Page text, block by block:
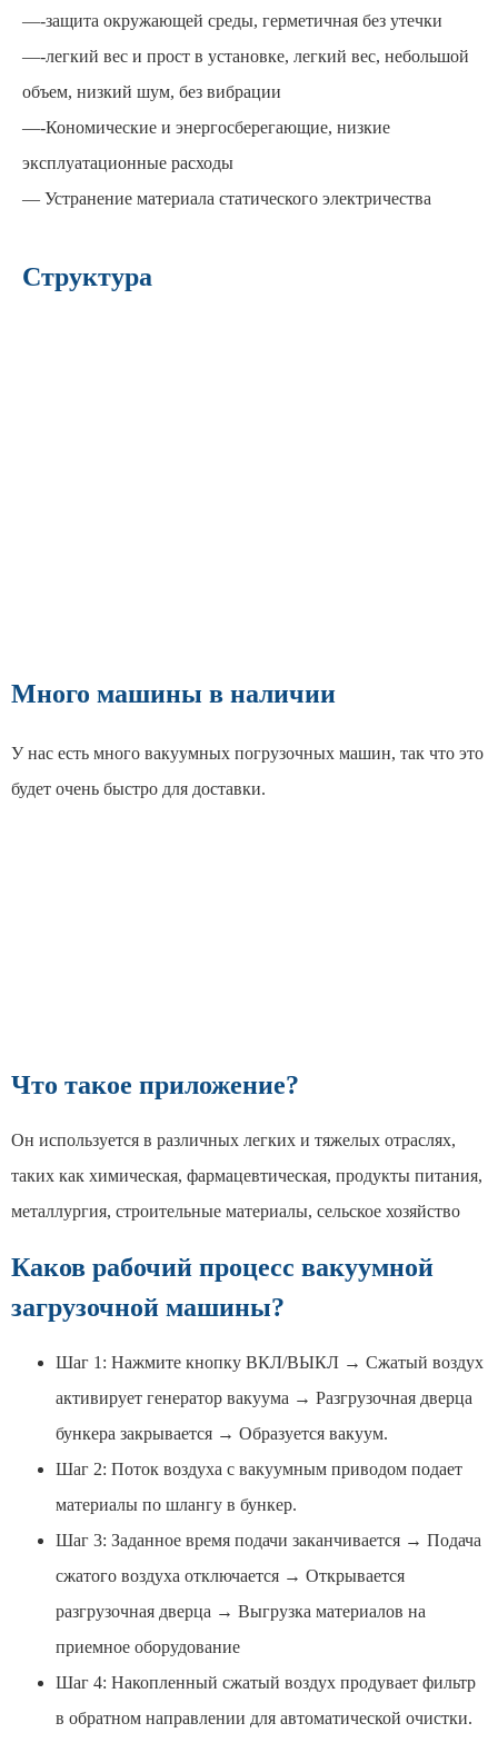
—-защита окружающей среды, герметичная без утечки
—-легкий вес и прост в установке, легкий вес, небольшой
объем, низкий шум, без вибрации
—-Кономические и энергосберегающие, низкие
эксплуатационные расходы
— Устранение материала статического электричества
Структура
Много машины в наличии
У нас есть много вакуумных погрузочных машин, так что это
будет очень быстро для доставки.
Что такое приложение?
Он используется в различных легких и тяжелых отраслях,
таких как химическая, фармацевтическая, продукты питания,
металлургия, строительные материалы, сельское хозяйство
Каков рабочий процесс вакуумной
загрузочной машины?
Шаг 1: Нажмите кнопку ВКЛ/ВЫКЛ → Сжатый воздух
активирует генератор вакуума → Разгрузочная дверца
бункера закрывается → Образуется вакуум.
Шаг 2: Поток воздуха с вакуумным приводом подает
материалы по шлангу в бункер.
Шаг 3: Заданное время подачи заканчивается → Подача
сжатого воздуха отключается → Открывается
разгрузочная дверца → Выгрузка материалов на
приемное оборудование
Шаг 4: Накопленный сжатый воздух продувает фильтр
в обратном направлении для автоматической очистки.